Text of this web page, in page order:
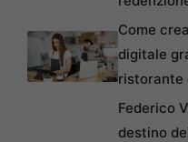
Come
digitale
ristorante
Federico
destino